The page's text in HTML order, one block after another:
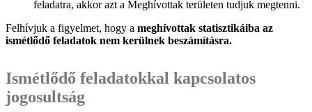
feladatra, akkor azt a Meghívottak területen tudjuk megtenni.
Felhívjuk a figyelmet, hogy a meghívottak statisztikáiba az
ismétlődő feladatok nem kerülnek beszámításra.
Ismétlődő feladatokkal kapcsolatos
jogosultság